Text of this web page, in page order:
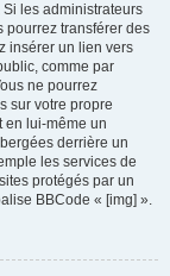
les administrateurs
pourrez transférer des
insérer un lien vers
comme par
ne pourrez
sur votre propre
en lui-même un
derrière un
les services de
protégés par un
BBCode « [img] ».